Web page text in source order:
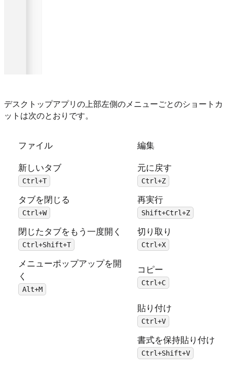
デスクトップアプリの上部左側のメニューごとのショートカ
ットは次のとおりです。
ファイル 編集
新しいタブ
Ctrl+T
元に戻す
Ctrl+Z
タブを閉じる
Ctrl+W
再実行
Shift+Ctrl+Z
閉じたタブをもう一度開く
Ctrl+Shift+T
切り取り
Ctrl+X
メニューポップアップを開
く
Alt+M
コピー
Ctrl+C
貼り付け
Ctrl+V
書式を保持貼り付け
Ctrl+Shift+V